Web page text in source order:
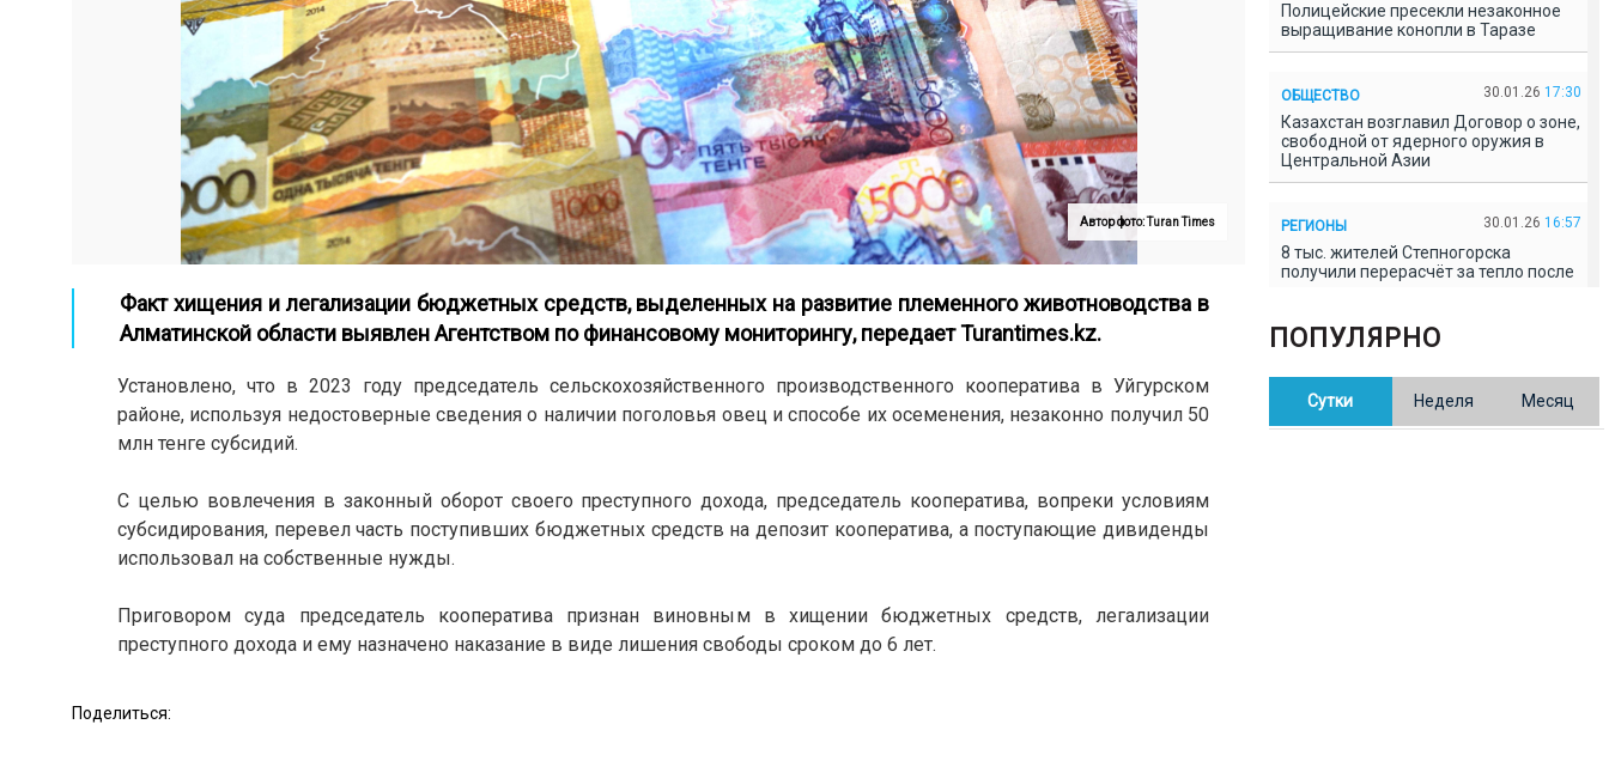
Автор фото: Turan Times
Факт хищения и легализации бюджетных средств, выделенных на развитие племенного животноводства в
Алматинской области выявлен Агентством по финансовому мониторингу, передает Turantimes.kz.
Установлено, что в 2023 году председатель сельскохозяйственного производственного кооператива в Уйгурском
районе, используя недостоверные сведения о наличии поголовья овец и способе их осеменения, незаконно получил 50
млн тенге субсидий.
С целью вовлечения в законный оборот своего преступного дохода, председатель кооператива, вопреки условиям
субсидирования, перевел часть поступивших бюджетных средств на депозит кооператива, а поступающие дивиденды
использовал на собственные нужды.
Приговором суда председатель кооператива признан виновным в хищении бюджетных средств, легализации
преступного дохода и ему назначено наказание в виде лишения свободы сроком до 6 лет.
Поделиться:
Полицейские пресекли незаконное
выращивание конопли в Таразе
ОБЩЕСТВО 30.01.26 17:30
Казахстан возглавил Договор о зоне,
свободной от ядерного оружия в
Центральной Азии
РЕГИОНЫ 30.01.26 16:57
8 тыс. жителей Степногорска
получили перерасчёт за тепло после
В Казахстане готовят новую
редакцию Конституции: меняется
ПОПУЛЯРНО
Сутки Неделя Месяц